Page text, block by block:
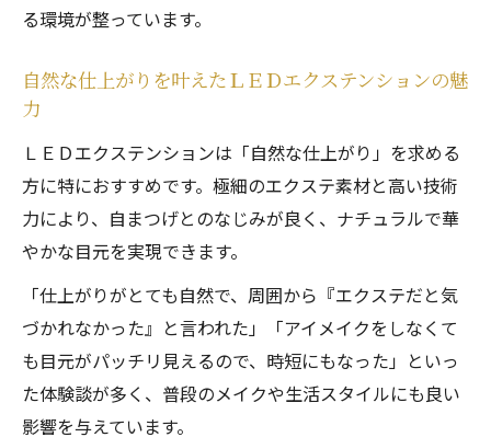
る環境が整っています。
自然な仕上がりを叶えたＬＥＤエクステンションの魅
力
ＬＥＤエクステンションは「自然な仕上がり」を求める
方に特におすすめです。極細のエクステ素材と高い技術
力により、自まつげとのなじみが良く、ナチュラルで華
やかな目元を実現できます。
「仕上がりがとても自然で、周囲から『エクステだと気
づかれなかった』と言われた」「アイメイクをしなくて
も目元がパッチリ見えるので、時短にもなった」といっ
た体験談が多く、普段のメイクや生活スタイルにも良い
影響を与えています。